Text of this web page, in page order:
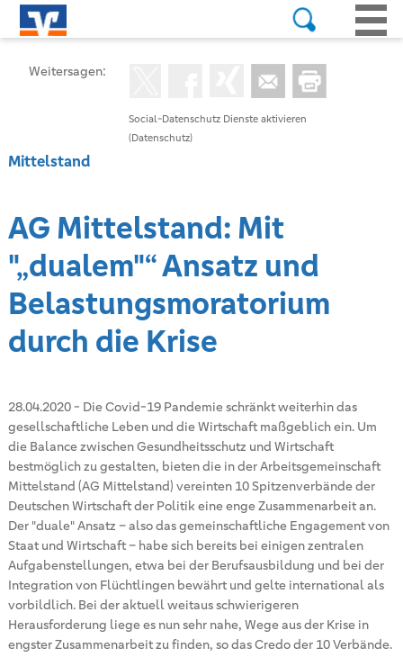
Social-Datenschutz Dienste aktivieren
(Datenschutz)
Weitersagen:
Mittelstand
AG Mittelstand: Mit
"„dualem"“ Ansatz und
Belastungsmoratorium
durch die Krise
28.04.2020- Die Covid-19 Pandemie schränkt weiterhin das
gesellschaftliche Leben und die Wirtschaft maßgeblich ein. Um
die Balance zwischen Gesundheitsschutz und Wirtschaft
bestmöglich zu gestalten, bieten die in der Arbeitsgemeinschaft
Mittelstand (AG Mittelstand) vereinten 10 Spitzenverbände der
Deutschen Wirtschaft der Politik eine enge Zusammenarbeit an.
Der "duale" Ansatz – also das gemeinschaftliche Engagement von
Staat und Wirtschaft – habe sich bereits bei einigen zentralen
Aufgabenstellungen, etwa bei der Berufsausbildung und bei der
Integration von Flüchtlingen bewährt und gelte international als
vorbildlich. Bei der aktuell weitaus schwierigeren
Herausforderung liege es nun sehr nahe, Wege aus der Krise in
engster Zusammenarbeit zu finden, so das Credo der 10 Verbände.